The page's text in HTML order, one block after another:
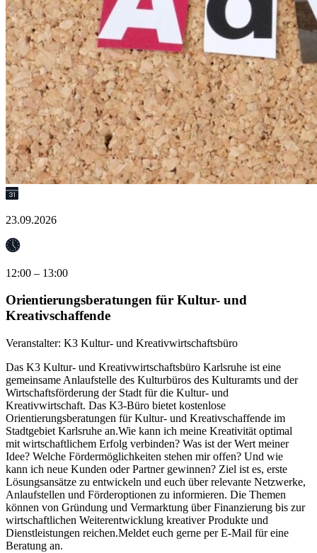
23.09.2026
12:00 – 13:00
Orientierungsberatungen für Kultur- und
Kreativschaffende
Veranstalter: K3 Kultur- und Kreativwirtschaftsbüro
Das K3 Kultur- und Kreativwirtschaftsbüro Karlsruhe ist eine
gemeinsame Anlaufstelle des Kulturbüros des Kulturamts und der
Wirtschaftsförderung der Stadt für die Kultur- und
Kreativwirtschaft. Das K3-Büro bietet kostenlose
Orientierungsberatungen für Kultur- und Kreativschaffende im
Stadtgebiet Karlsruhe an.Wie kann ich meine Kreativität optimal
mit wirtschaftlichem Erfolg verbinden? Was ist der Wert meiner
Idee? Welche Fördermöglichkeiten stehen mir offen? Und wie
kann ich neue Kunden oder Partner gewinnen? Ziel ist es, erste
Lösungsansätze zu entwickeln und euch über relevante Netzwerke,
Anlaufstellen und Förderoptionen zu informieren. Die Themen
können von Gründung und Vermarktung über Finanzierung bis zur
wirtschaftlichen Weiterentwicklung kreativer Produkte und
Dienstleistungen reichen.Meldet euch gerne per E-Mail für eine
Beratung an.